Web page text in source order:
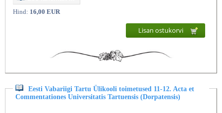
Hind: 16,00 EUR
Lisan ostukorvi
Eesti Vabariigi Tartu Ülikooli toimetused 11-12. Acta et
Commentationes Universitatis Tartuensis (Dorpatensis)